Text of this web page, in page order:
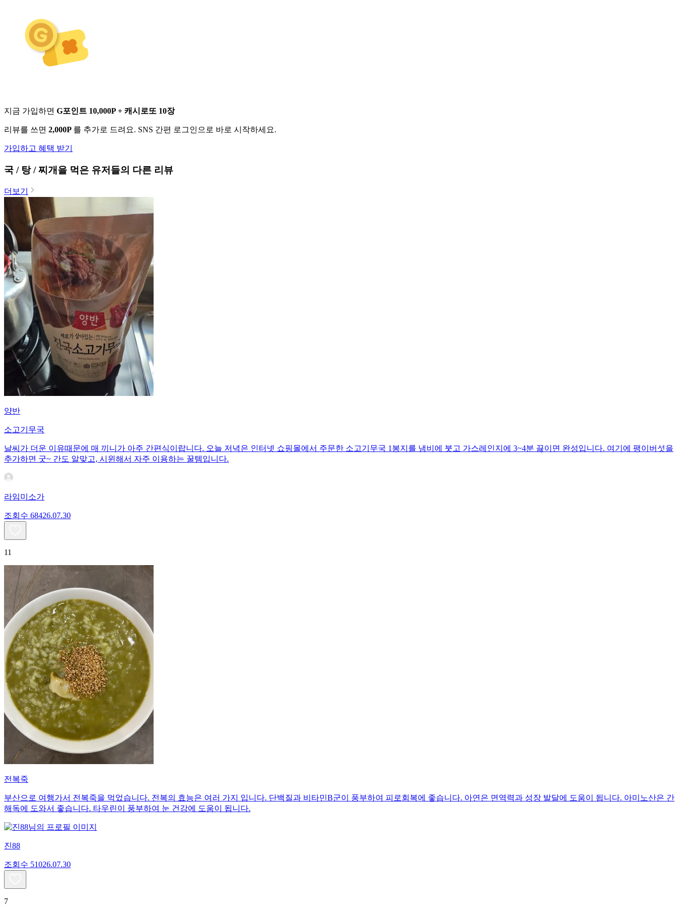
지금 가입하면 G포인트 10,000P + 캐시로또 10장
리뷰를 쓰면 2,000P 를 추가로 드려요. SNS 간편 로그인으로 바로 시작하세요.
가입하고 혜택 받기
국 / 탕 / 찌개 을 먹은 유저들의 다른 리뷰
더보기
양반
소고기무국
날씨가 더운 이유때문에 매 끼니가 아주 간편식이랍니다. 오늘 저녁은 인터넷 쇼핑몰에서 주문한 소고기무국 1봉지를 냄비에 붓고 가스레인지에 3~4분 끓이면 완성입니다. 여기에 팽이버섯을
추가하면 굿~ 간도 알맞고, 시윈해서 자주 이용하는 꿀템입니다.
라임미소가
조회수 68426.07.30
11
전복죽
부산으로 여행가서 전복죽을 먹었습니다. 전복의 효능은 여러 가지 입니다. 단백질과 비타민B군이 풍부하여 피로회복에 좋습니다. 아연은 면역력과 성장 발달에 도움이 됩니다. 아미노산은 간
해독에 도와서 좋습니다. 타우린이 풍부하여 눈 건강에 도움이 됩니다.
진88
조회수 51026.07.30
7